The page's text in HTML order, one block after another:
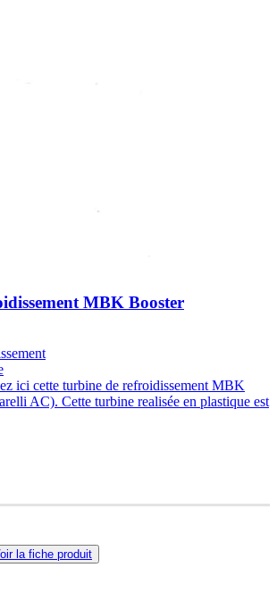
MBK Booster
ici cette turbine de refroidissement MBK
AC). Cette turbine realisée en plastique est
la fiche produit